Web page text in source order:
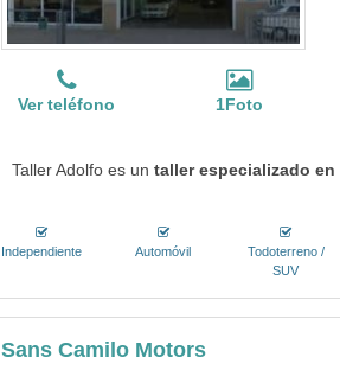
Ver teléfono 1Foto
Taller Adolfo es un taller especializado
Independiente Automóvil
Todoterreno /
SUV
Sans Camilo Motors